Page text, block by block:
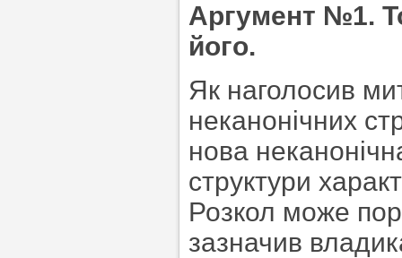
Аргумент №1.
його.
Як наголосив
неканонічних
нова
структури
Розкол може
зазначив